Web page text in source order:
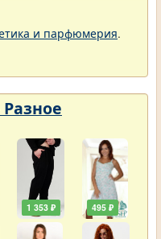
и парфюмерия.
Разное
1 353 ₽ 495 ₽